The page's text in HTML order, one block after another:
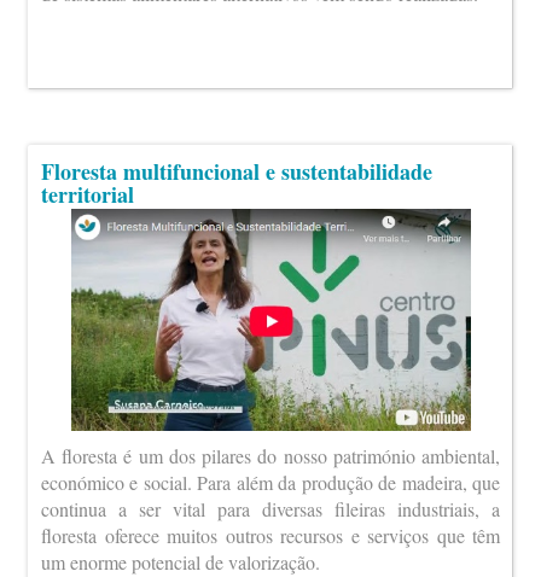
Floresta multifuncional e sustentabilidade
territorial
A floresta é um dos pilares do nosso património ambiental,
económico e social. Para além da produção de madeira, que
continua a ser vital para diversas fileiras industriais, a
floresta oferece muitos outros recursos e serviços que têm
um enorme potencial de valorização.